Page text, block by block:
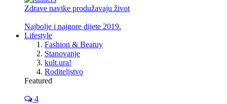
Zdrave navike produžavaju život
Najbolje i najgore dijete 2019.
Lifestyle
Fashion & Beatuy
Stanovanje
kult.ura!
Roditeljstvo
Featured
4